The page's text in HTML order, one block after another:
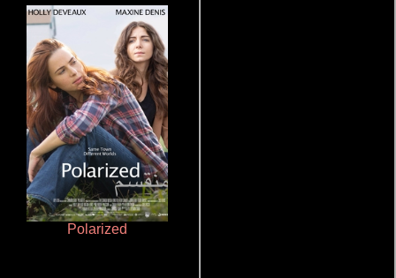
Polarized